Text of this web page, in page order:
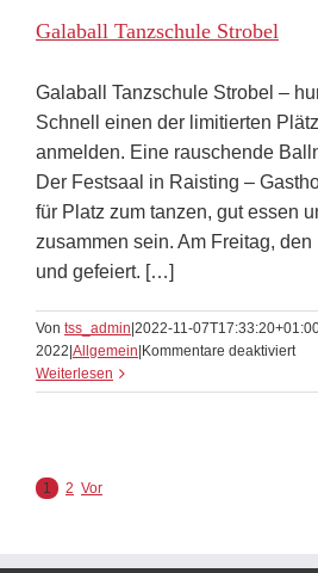
Galaball Tanzschule Strobel
Galaball Tanzschule Strobel –
Schnell einen der limitierten
anmelden. Eine rauschende
Der Festsaal in Raisting –
für Platz zum tanzen, gut essen
zusammen sein. Am Freitag,
und gefeiert. […]
Von tss_admin 2022-11-
2022 Allgemein Kommentare deaktiviertfür
Weiterlesen
1 2 Vor